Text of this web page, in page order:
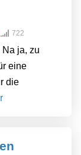
722
ja, zu
eine
die